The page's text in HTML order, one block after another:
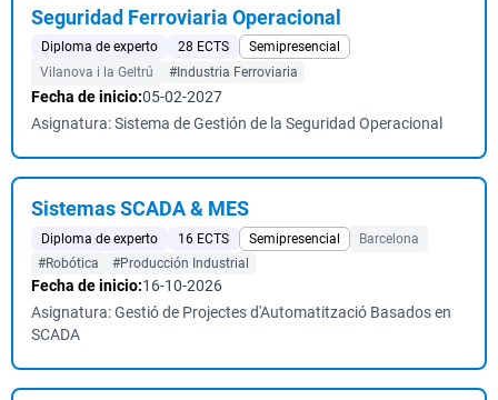
Seguridad Ferroviaria Operacional
Diploma de experto 28 ECTS
Semipresencial
Vilanova i la Geltrú
#Industria Ferroviaria
Fecha de inicio:05-02-2027
Asignatura: Sistema de Gestión de la Seguridad Operacional
Sistemas SCADA & MES
Diploma de experto 16 ECTS Semipresencial
Barcelona
#Robótica
#Producción Industrial
Fecha de inicio:16-10-2026
Asignatura: Gestió de Projectes d'Automatització Basados en
SCADA